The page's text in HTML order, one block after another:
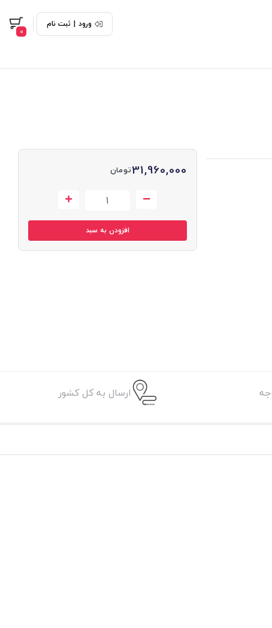
ورود | ثبت نام
0
31,960,000تومان
افزودن به سبد
ارسال به کل کشور